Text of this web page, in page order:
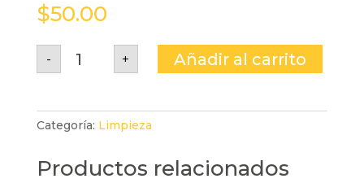
$50.00
-
Gel
cantidad
+ Añadir al carrito
Categoría: Limpieza
Productos relacionados